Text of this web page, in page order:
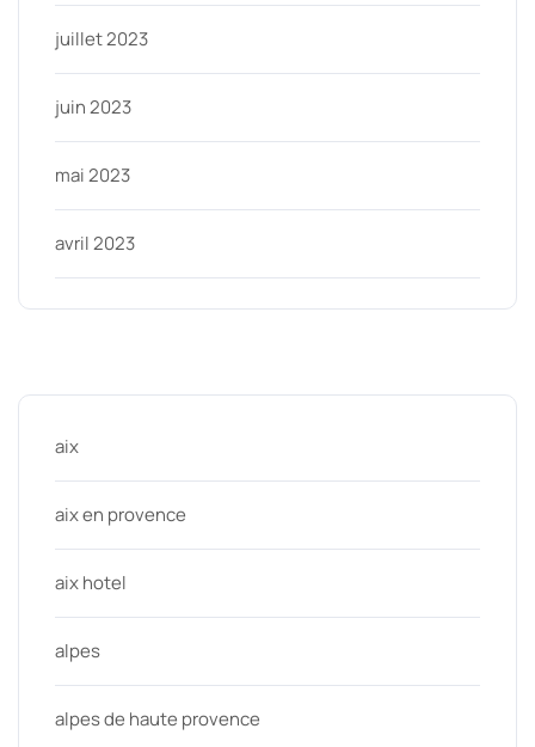
juillet 2023
juin 2023
mai 2023
avril 2023
aix
aix en provence
aix hotel
alpes
alpes de haute provence